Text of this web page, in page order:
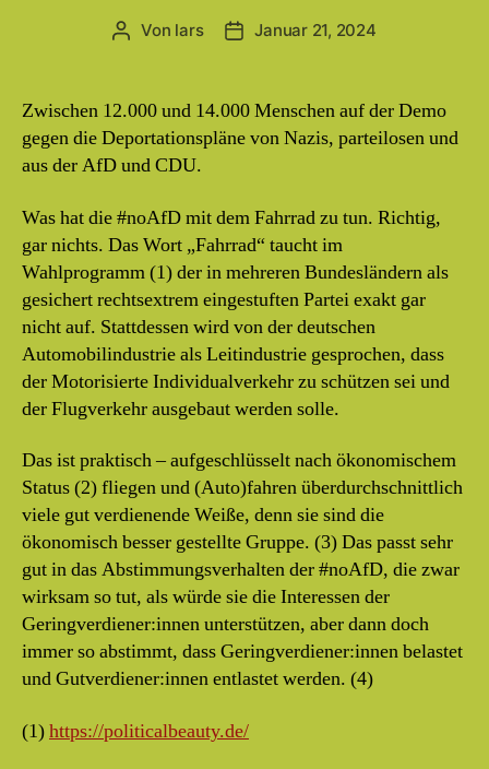
Beitragsautor
Von lars Beitragsdatum
Januar 21, 2024
Zwischen 12.000 und 14.000 Menschen auf der Demo
gegen die Deportationspläne von Nazis, parteilosen und
aus der AfD und CDU.
Was hat die #noAfD mit dem Fahrrad zu tun. Richtig,
gar nichts. Das Wort „Fahrrad“ taucht im
Wahlprogramm (1) der in mehreren Bundesländern als
gesichert rechtsextrem eingestuften Partei exakt gar
nicht auf. Stattdessen wird von der deutschen
Automobilindustrie als Leitindustrie gesprochen, dass
der Motorisierte Individualverkehr zu schützen sei und
der Flugverkehr ausgebaut werden solle.
Das ist praktisch – aufgeschlüsselt nach ökonomischem
Status (2) fliegen und (Auto)fahren überdurchschnittlich
viele gut verdienende Weiße, denn sie sind die
ökonomisch besser gestellte Gruppe. (3) Das passt sehr
gut in das Abstimmungsverhalten der #noAfD, die zwar
wirksam so tut, als würde sie die Interessen der
Geringverdiener:innen unterstützen, aber dann doch
immer so abstimmt, dass Geringverdiener:innen belastet
und Gutverdiener:innen entlastet werden. (4)
(1)https://politicalbeauty.de/